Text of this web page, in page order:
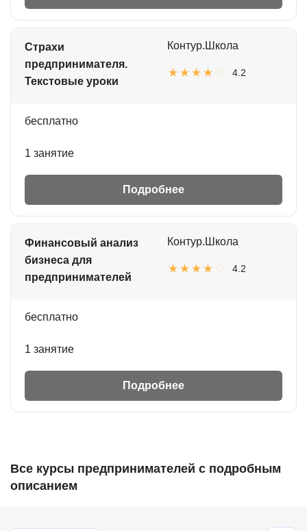
Страхи
предпринимателя.
Текстовые уроки
Контур.Школа
4.2
бесплатно
1 занятие
Подробнее
Финансовый анализ
бизнеса для
предпринимателей
Контур.Школа
4.2
бесплатно
1 занятие
Подробнее
Все курсы предпринимателей с подробным
описанием